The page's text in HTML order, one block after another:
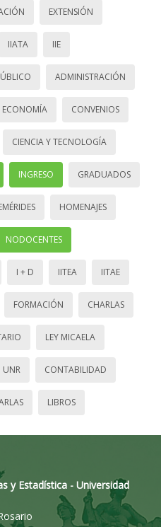
EXTENSIÓN
IIATA IIE
ADMINISTRACIÓN
ECONOMÍA CONVENIOS
CIENCIA Y TECNOLOGÍA
INGRESO GRADUADOS
HOMENAJES
NODOCENTES
I + D IITEA IITAE
FORMACIÓN CHARLAS
LEY MICAELA
UNR CONTABILIDAD
LIBROS
y Estadística - Universidad